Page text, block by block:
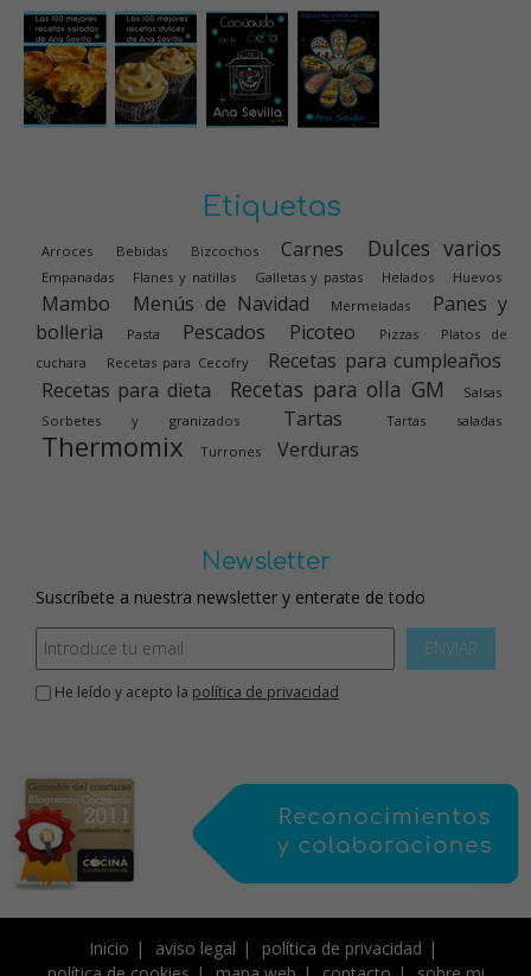
Etiquetas
Arroces Bebidas Bizcochos Carnes Dulces varios
Empanadas Flanes y natillas Galletas y pastas Helados Huevos
Mambo Menús de Navidad Mermeladas
Panes y
bolleria
Pasta Pescados Picoteo Pizzas
Platos de
cuchara
Recetas para Cecofry
Recetas para cumpleaños
Recetas para dieta
Recetas para olla GM
Salsas
Sorbetes y granizados
Tartas Tartas saladas
Thermomix Turrones Verduras
Newsletter
Suscríbete a nuestra newsletter y enterate de todo
ENVIAR
He leído y acepto la política de privacidad
Inicio aviso legal
política de privacidad